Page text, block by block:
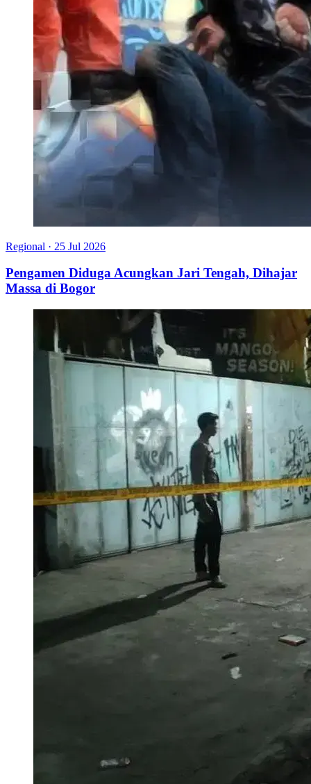
Regional · 25 Jul 2026
Pengamen Diduga Acungkan Jari Tengah, Dihajar
Massa di Bogor